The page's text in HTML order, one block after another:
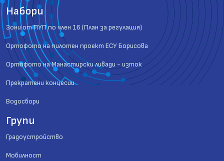
Набори
Зони от ПУП по член 16 (План за регулация)
Ортофото на пилотен проект ЕСУ Борисова
Ортофото на Манастирски ливади - изток
Прекратени концесии
Водосбори
Групи
Градоустройство
Мобилност